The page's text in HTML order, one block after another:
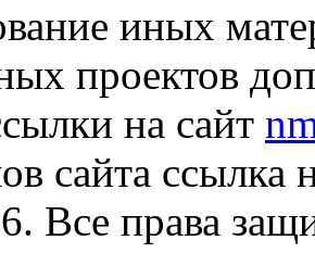
иных
проектов
на сайт
сайта ссылка
Все права